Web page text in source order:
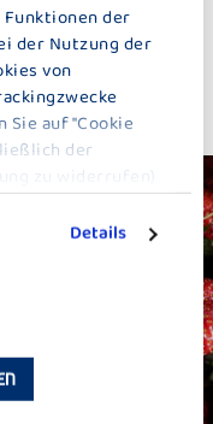
der
der Nutzung der
von
auf "Cookie
der
zu widerrufen)
.
Details
Maßnahmen auf dem
erhältlich.
der Tradition in jeder